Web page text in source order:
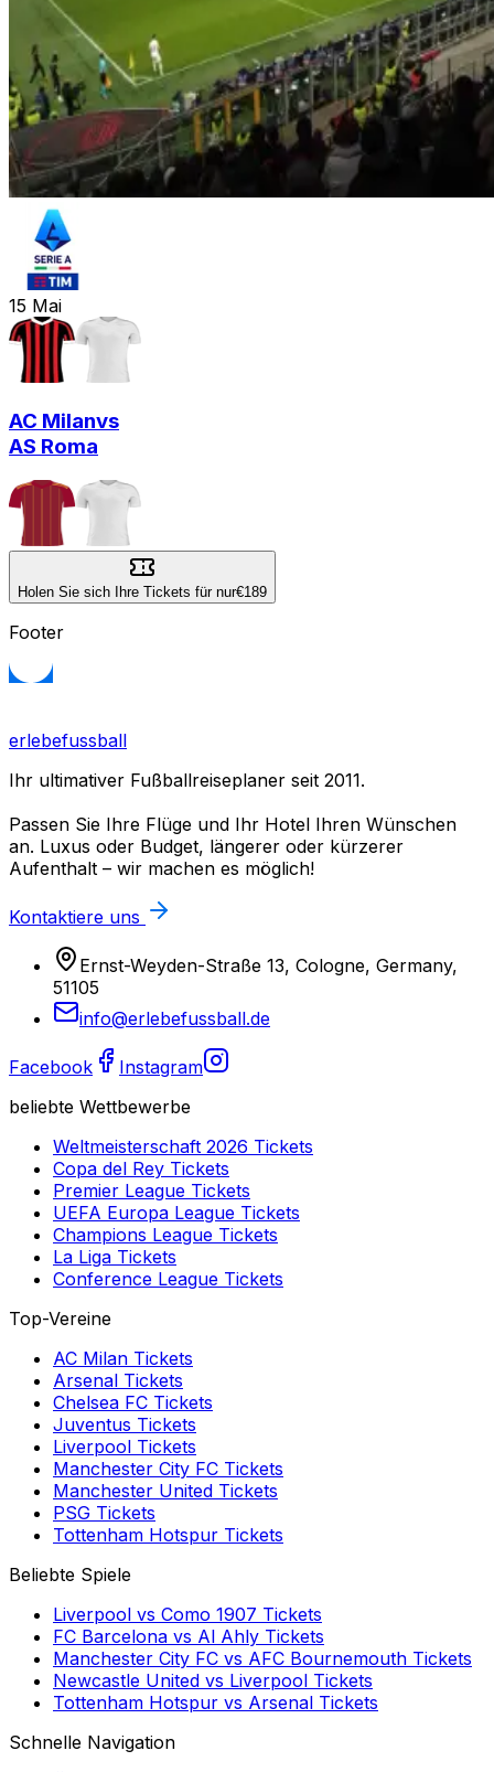
15 Mai
AC Milanvs
AS Roma
Holen Sie sich Ihre Tickets für nur€189
Footer
erlebefussball
Ihr ultimativer Fußballreiseplaner seit 2011.
Passen Sie Ihre Flüge und Ihr Hotel Ihren Wünschen
an. Luxus oder Budget, längerer oder kürzerer
Aufenthalt – wir machen es möglich!
Kontaktiere uns
Ernst-Weyden-Straße 13, Cologne, Germany,
51105
info@erlebefussball.de
Facebook
Instagram
beliebte Wettbewerbe
Weltmeisterschaft 2026 Tickets
Copa del Rey Tickets
Premier League Tickets
UEFA Europa League Tickets
Champions League Tickets
La Liga Tickets
Conference League Tickets
Top-Vereine
AC Milan Tickets
Arsenal Tickets
Chelsea FC Tickets
Juventus Tickets
Liverpool Tickets
Manchester City FC Tickets
Manchester United Tickets
PSG Tickets
Tottenham Hotspur Tickets
Beliebte Spiele
Liverpool vs Como 1907 Tickets
FC Barcelona vs Al Ahly Tickets
Manchester City FC vs AFC Bournemouth Tickets
Newcastle United vs Liverpool Tickets
Tottenham Hotspur vs Arsenal Tickets
Schnelle Navigation